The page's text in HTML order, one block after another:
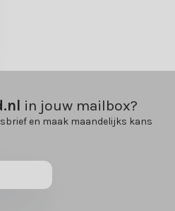
in jouw mailbox?
en maak maandelijks kans